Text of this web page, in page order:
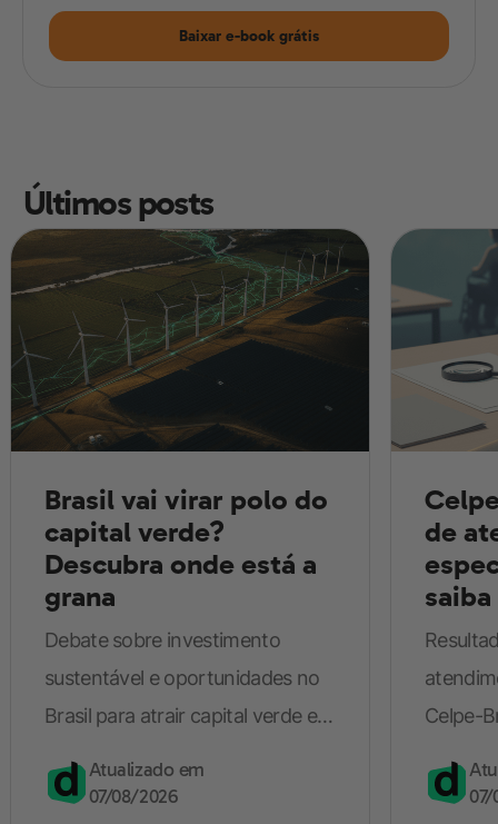
Baixar e-book grátis
Últimos posts
Brasil vai virar polo do
capital verde?
Descubra onde está a
grana
Debate sobre investimento
sustentável e oportunidades no
Brasil para atrair capital verde e
investíveis.
Atualizado em
07/08/2026
de
Celpe-